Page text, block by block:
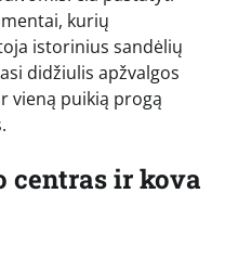
kurių
istorinius sandėlių
didžiulis apžvalgos
vieną puikią progą
centras ir kova